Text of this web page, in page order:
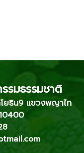
รมธรรมชาติ
ธิน9 แขวงพญาไท